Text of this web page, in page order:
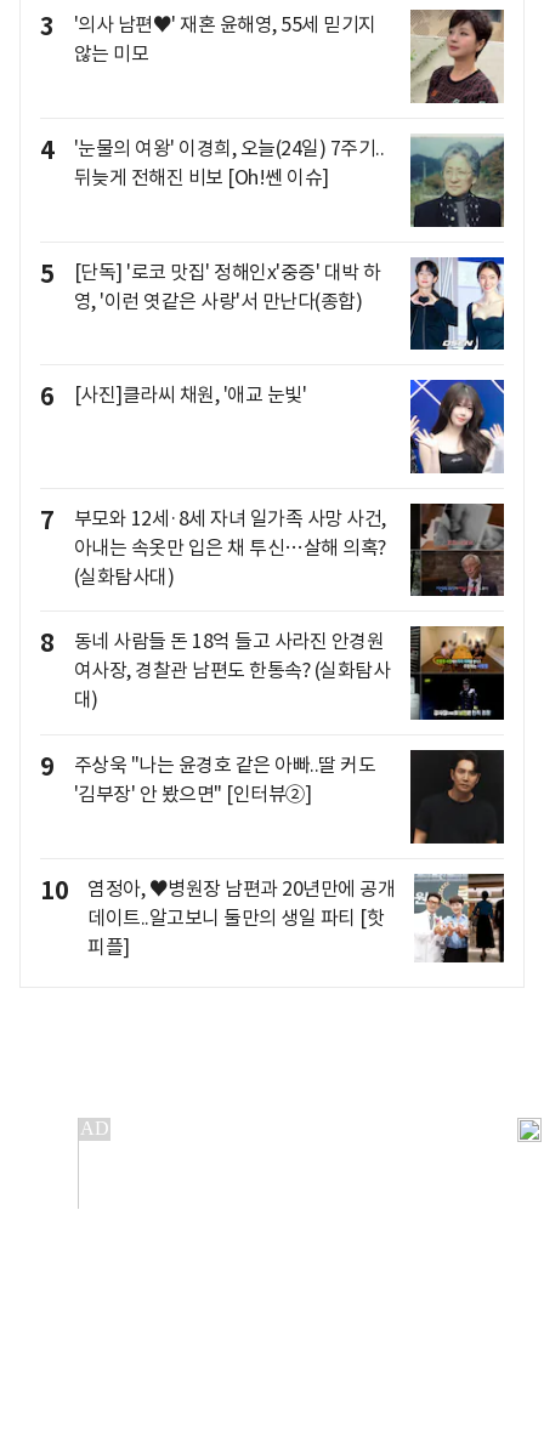
3
'의사 남편♥' 재혼 윤해영, 55세 믿기지
않는 미모
4
'눈물의 여왕' 이경희, 오늘(24일) 7주기..
뒤늦게 전해진 비보 [Oh!쎈 이슈]
5
[단독] '로코 맛집' 정해인x'중증' 대박 하
영, '이런 엿같은 사랑'서 만난다(종합)
6 [사진]클라씨 채원, '애교 눈빛'
7
부모와 12세·8세 자녀 일가족 사망 사건,
아내는 속옷만 입은 채 투신…살해 의혹?
(실화탐사대)
8
동네 사람들 돈 18억 들고 사라진 안경원
여사장, 경찰관 남편도 한통속? (실화탐사
대)
9
주상욱 "나는 윤경호 같은 아빠..딸 커도
'김부장' 안 봤으면" [인터뷰②]
10
염정아, ♥병원장 남편과 20년만에 공개
데이트..알고보니 둘만의 생일 파티 [핫
피플]